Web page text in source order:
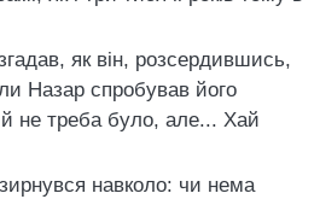
як вiн, розсердившись,
Назар спробував його
не треба було, але... Хай
навколо: чи нема